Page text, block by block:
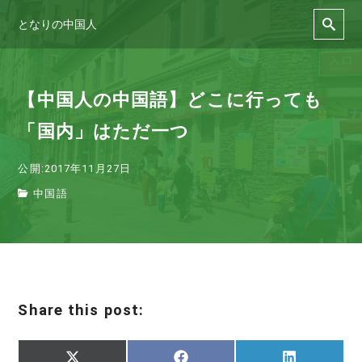
となりの中国人
【中国人の中国語】どこに行っても
「国内」はただ一つ
公開:2017年11月27日
中国語
Share this post: